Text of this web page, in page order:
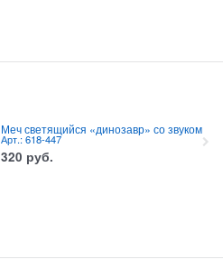
Меч светящийся «динозавр» со звуком
Арт.: 618-447
320 руб.